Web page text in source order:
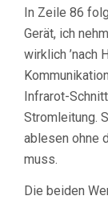
In Zeile 86
Gerät, ich
wirklich ’nach
Infrarot-
Stromleitung.
ablesen ohne
muss.
Die beiden